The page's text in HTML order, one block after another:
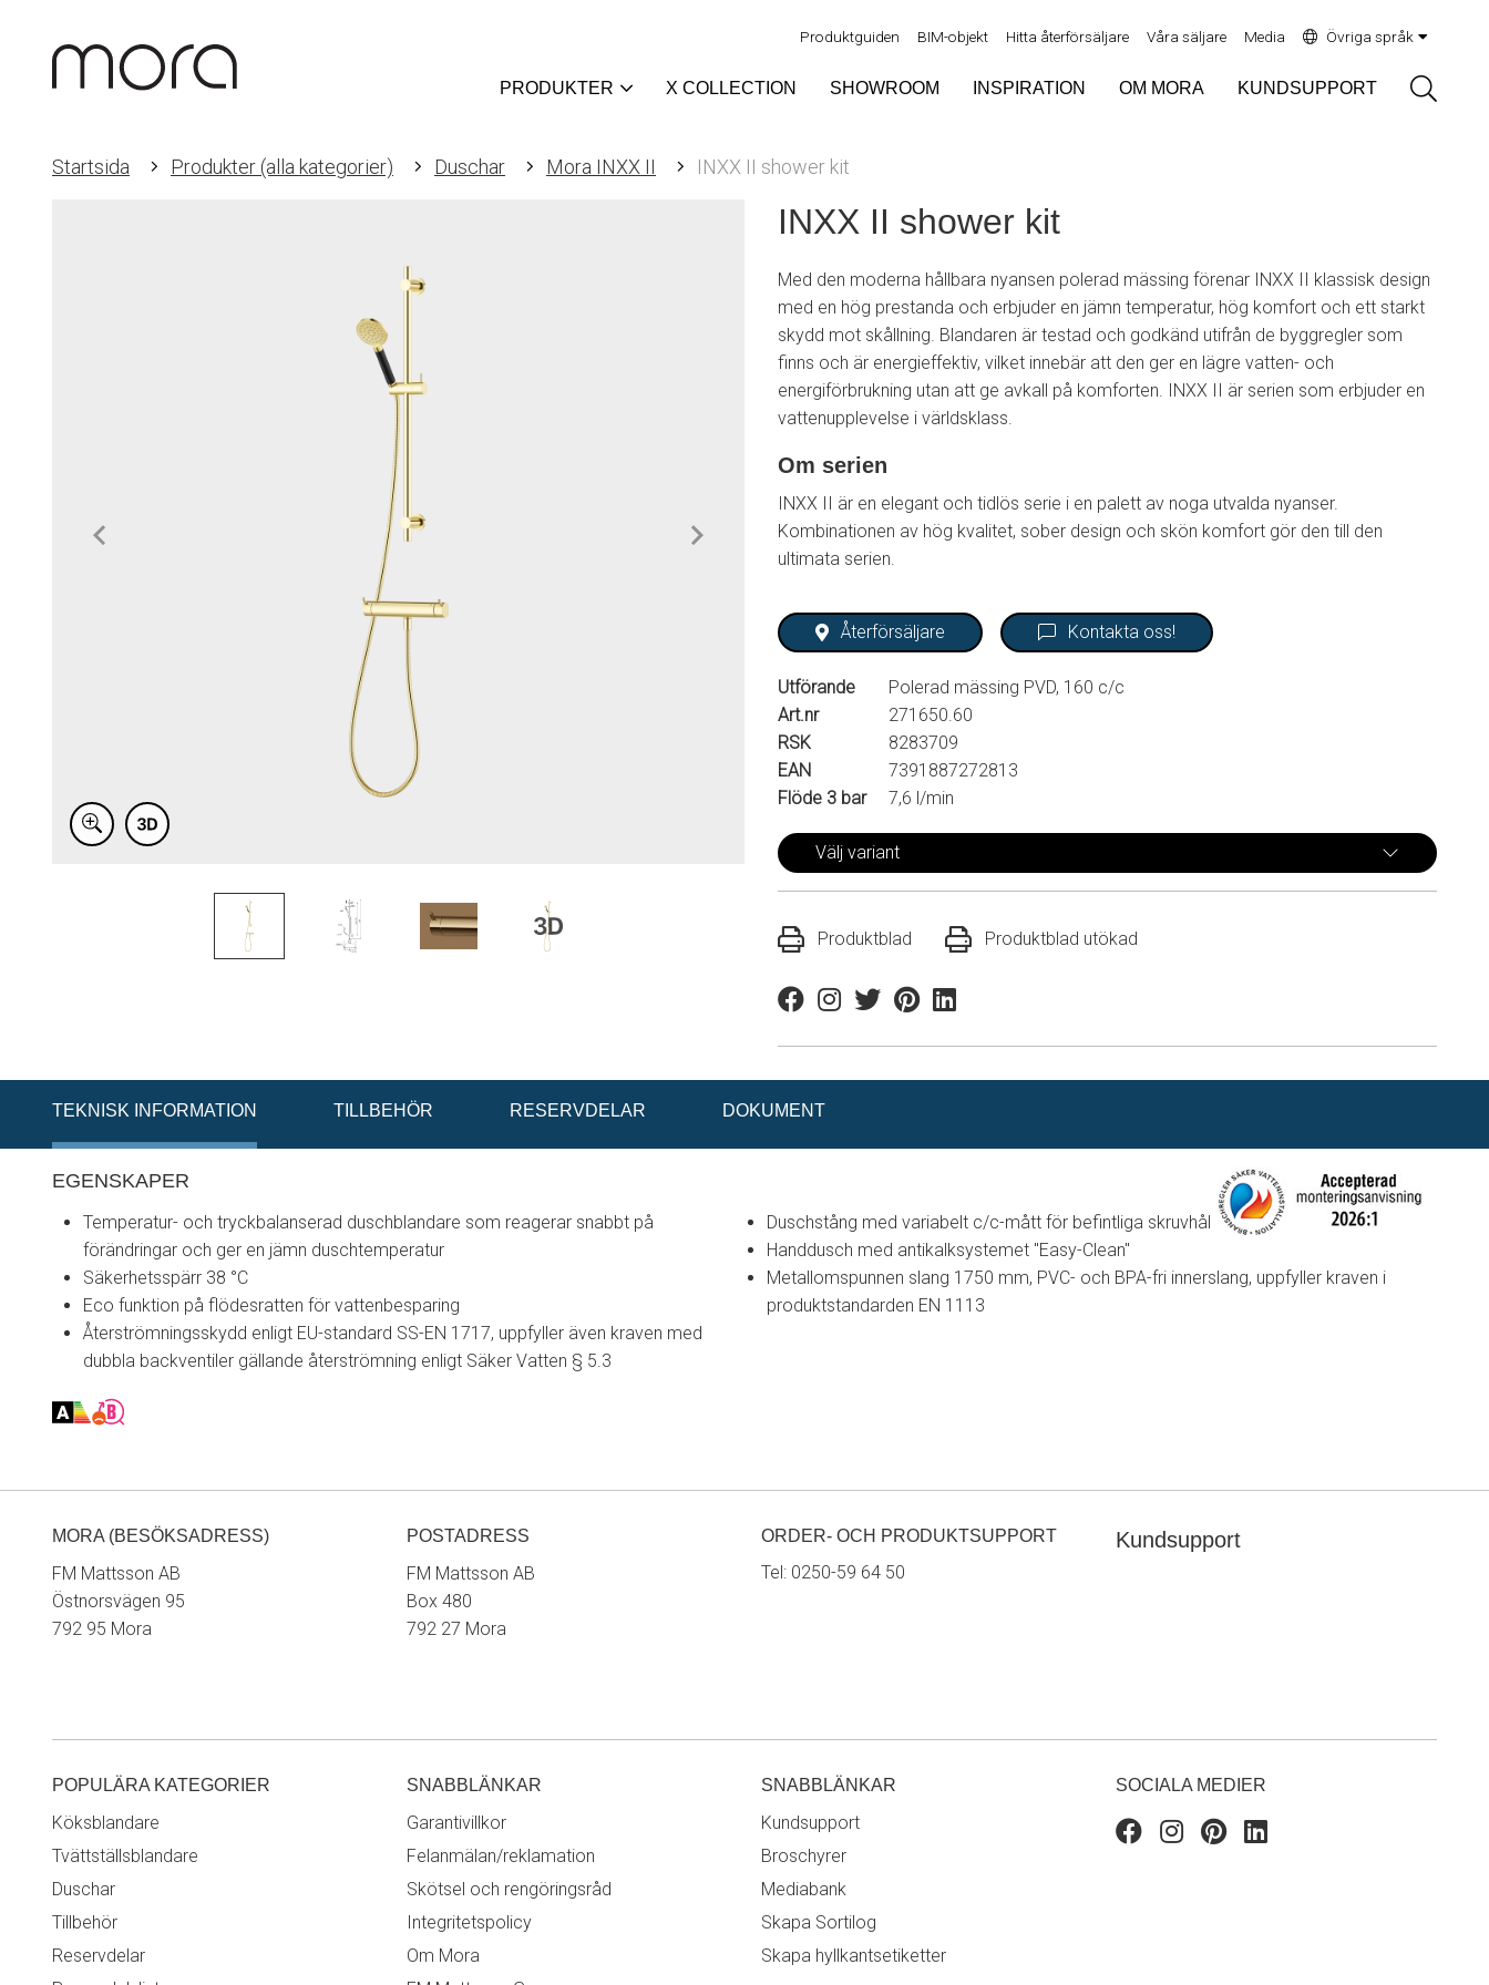
Produktguiden BIM-objekt Hitta återförsäljare Våra säljare Media Övriga språk
PRODUKTER X COLLECTION SHOWROOM INSPIRATION OM MORA KUNDSUPPORT
Startsida Produkter (alla kategorier) Duschar Mora INXX II INXX II shower kit
INXX II shower kit
Med den moderna hållbara nyansen polerad mässing förenar INXX II klassisk design
med en hög prestanda och erbjuder en jämn temperatur, hög komfort och ett starkt
skydd mot skållning. Blandaren är testad och godkänd utifrån de byggregler som
finns och är energieffektiv, vilket innebär att den ger en lägre vatten- och
energiförbrukning utan att ge avkall på komforten. INXX II är serien som erbjuder en
vattenupplevelse i världsklass.
Om serien
INXX II är en elegant och tidlös serie i en palett av noga utvalda nyanser.
Kombinationen av hög kvalitet, sober design och skön komfort gör den till den
ultimata serien.
Återförsäljare Kontakta oss!
Utförande
Polerad mässing PVD, 160 c/c
Art.nr
271650.60
RSK
8283709
EAN
7391887272813
Flöde 3 bar
7,6 l/min
Välj variant
Produktblad Produktblad utökad
FacebookInstagram
TwitterPinterestLinkedin
TEKNISK INFORMATION TILLBEHÖR RESERVDELAR DOKUMENT
EGENSKAPER
Temperatur- och tryckbalanserad duschblandare som reagerar snabbt på
förändringar och ger en jämn duschtemperatur
Säkerhetsspärr 38 °C
Eco funktion på flödesratten för vattenbesparing
Återströmningsskydd enligt EU-standard SS-EN 1717, uppfyller även kraven med
dubbla backventiler gällande återströmning enligt Säker Vatten § 5.3
Duschstång med variabelt c/c-mått för befintliga skruvhål
Handdusch med antikalksystemet "Easy-Clean"
Metallomspunnen slang 1750 mm, PVC- och BPA-fri innerslang, uppfyller kraven i
produktstandarden EN 1113
MORA (BESÖKSADRESS)
FM Mattsson AB
Östnorsvägen 95
792 95 Mora
POSTADRESS
FM Mattsson AB
Box 480
792 27 Mora
ORDER- OCH PRODUKTSUPPORT
Tel: 0250-59 64 50
Kundsupport
POPULÄRA KATEGORIER
Köksblandare
Tvättställsblandare
Duschar
Tillbehör
Reservdelar
SNABBLÄNKAR
Garantivillkor
Felanmälan/reklamation
Skötsel och rengöringsråd
Integritetspolicy
Om Mora
SNABBLÄNKAR
Kundsupport
Broschyrer
Mediabank
Skapa Sortilog
Skapa hyllkantsetiketter
SOCIALA MEDIER
FacebookInstagram
Pinterest